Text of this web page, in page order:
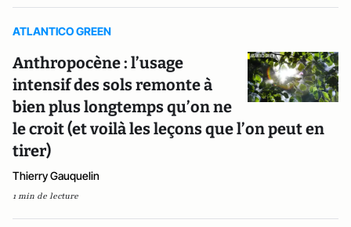
ATLANTICO GREEN
Anthropocène : l’usage
intensif des sols remonte à
bien plus longtemps qu’on ne
le croit (et voilà les leçons que l’on peut en
tirer)
Thierry Gauquelin
1 min de lecture